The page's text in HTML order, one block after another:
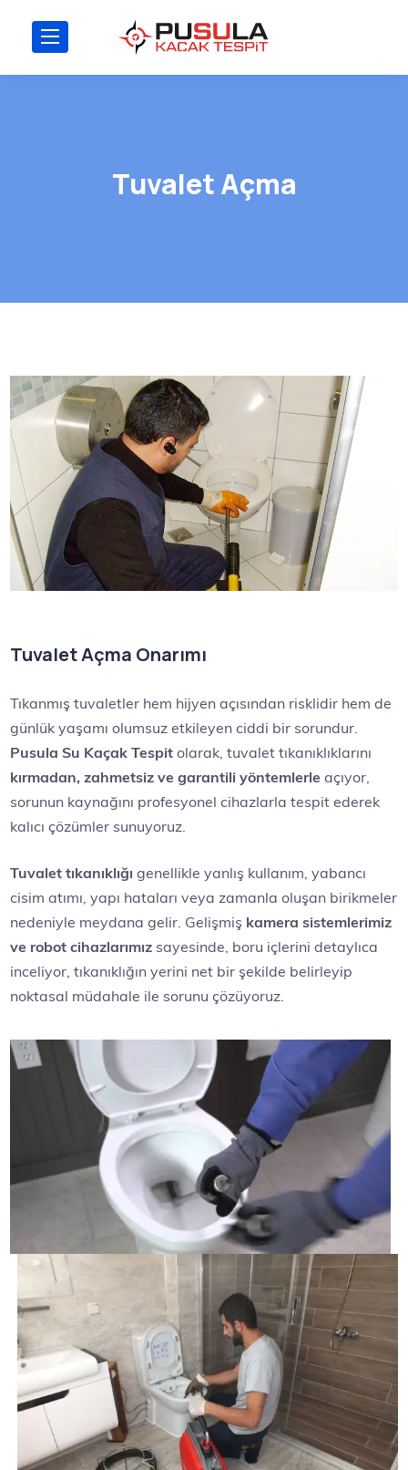
Tuvalet Açma
Tuvalet Açma Onarımı
Tıkanmış tuvaletler hem hijyen açısından risklidir hem de
günlük yaşamı olumsuz etkileyen ciddi bir sorundur.
Pusula Su Kaçak Tespit olarak, tuvalet tıkanıklıklarını
kırmadan, zahmetsiz ve garantili yöntemlerle açıyor,
sorunun kaynağını profesyonel cihazlarla tespit ederek
kalıcı çözümler sunuyoruz.
Tuvalet tıkanıklığı genellikle yanlış kullanım, yabancı
cisim atımı, yapı hataları veya zamanla oluşan birikmeler
nedeniyle meydana gelir. Gelişmiş kamera sistemlerimiz
ve robot cihazlarımız sayesinde, boru içlerini detaylıca
inceliyor, tıkanıklığın yerini net bir şekilde belirleyip
noktasal müdahale ile sorunu çözüyoruz.